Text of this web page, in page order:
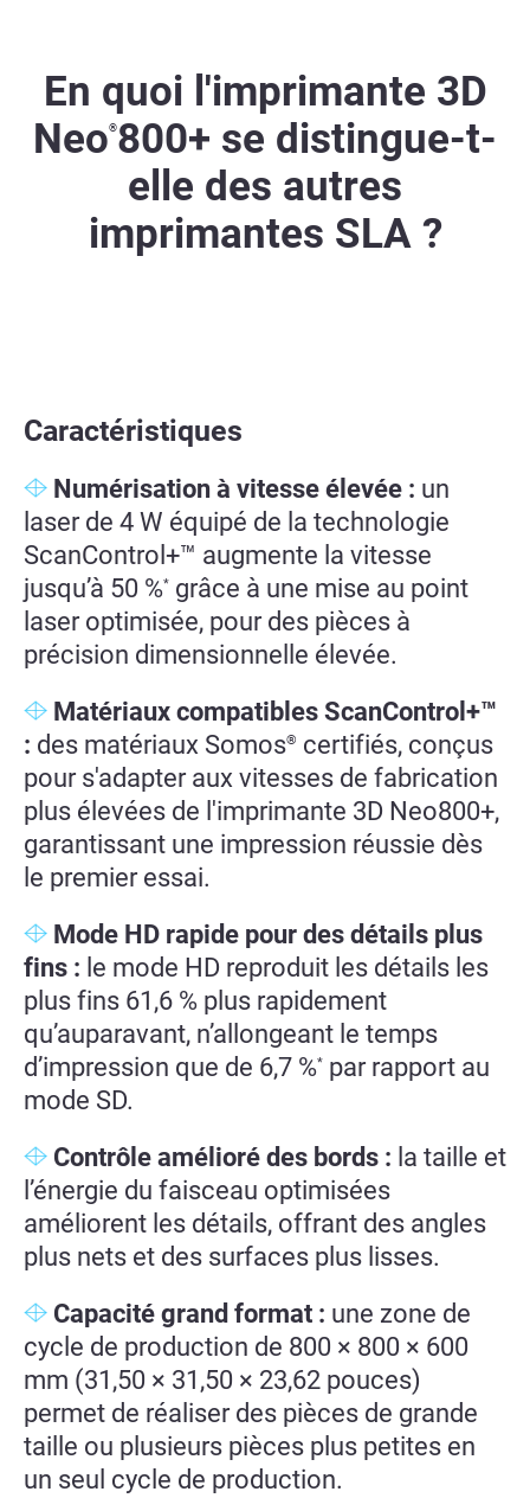
En quoi l'imprimante 3D
Neo®800+ se distingue-t-
elle des autres
imprimantes SLA ?
Caractéristiques
Numérisation à vitesse élevée : un
laser de 4 W équipé de la technologie
ScanControl+™ augmente la vitesse
jusqu’à 50 %* grâce à une mise au point
laser optimisée, pour des pièces à
précision dimensionnelle élevée.
Matériaux compatibles ScanControl+™
: des matériaux Somos® certifiés, conçus
pour s'adapter aux vitesses de fabrication
plus élevées de l'imprimante 3D Neo800+,
garantissant une impression réussie dès
le premier essai.
Mode HD rapide pour des détails plus
fins : le mode HD reproduit les détails les
plus fins 61,6 % plus rapidement
qu’auparavant, n’allongeant le temps
d’impression que de 6,7 %* par rapport au
mode SD.
Contrôle amélioré des bords : la taille et
l’énergie du faisceau optimisées
améliorent les détails, offrant des angles
plus nets et des surfaces plus lisses.
Capacité grand format : une zone de
cycle de production de 800 × 800 × 600
mm (31,50 × 31,50 × 23,62 pouces)
permet de réaliser des pièces de grande
taille ou plusieurs pièces plus petites en
un seul cycle de production.